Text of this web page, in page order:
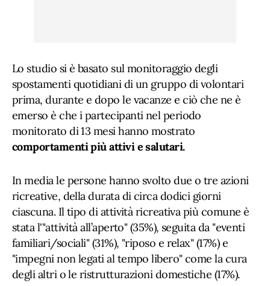
Lo studio si è basato sul monitoraggio degli
spostamenti quotidiani di un gruppo di volontari
prima, durante e dopo le vacanze e ciò che ne è
emerso è che i partecipanti nel periodo
monitorato di 13 mesi hanno mostrato
comportamenti più attivi e salutari.
In media le persone hanno svolto due o tre azioni
ricreative, della durata di circa dodici giorni
ciascuna. Il tipo di attività ricreativa più comune è
stata l'"attività all’aperto" (35%), seguita da "eventi
familiari/sociali" (31%), "riposo e relax" (17%) e
"impegni non legati al tempo libero" come la cura
degli altri o le ristrutturazioni domestiche (17%).